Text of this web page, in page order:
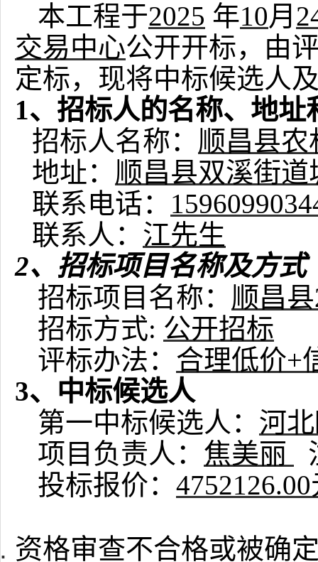
本工程于2025 年10月
交易中心公开开标，由
定标，现将中标候选人
1、招标人的名称、地址
招标人名称： 顺昌县农
地址： 顺昌县双溪街道
联系电话：
联系人： 江先生
2、招标项目名称及方式
招标项目名称： 顺昌县
招标方式: 公开招标
评标办法： 合理低价+
3、中标候选人
第一中标候选人： 河
项目负责人： 焦美丽
投标报价：
资格审查不合格或被确